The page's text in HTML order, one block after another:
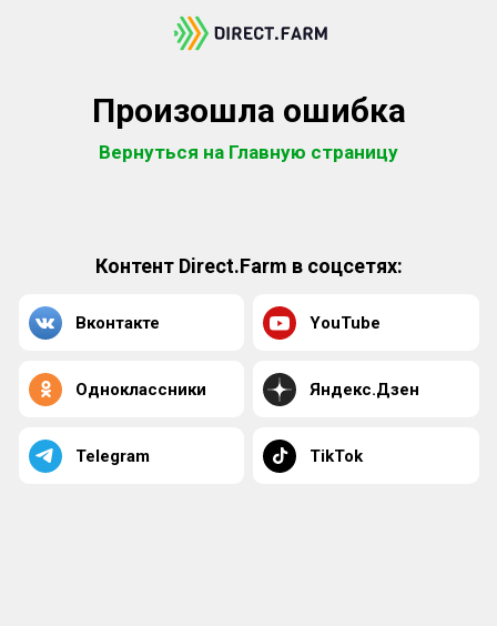
Произошла ошибка
Вернуться на Главную страницу
Контент Direct.Farm в соцсетях:
Вконтакте YouTube
Одноклассники Яндекс.Дзен
Telegram TikTok